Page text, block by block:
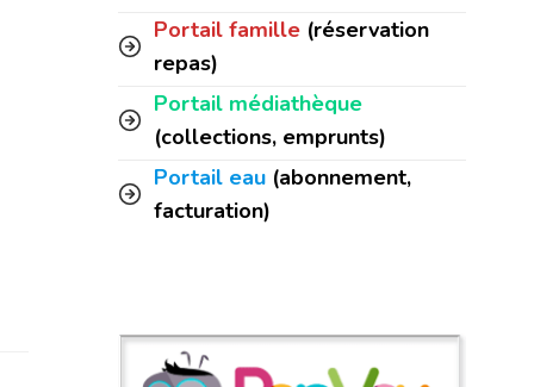
Portail famille (réservation
repas)
Portail médiathèque
(collections, emprunts)
Portail eau (abonnement,
facturation)